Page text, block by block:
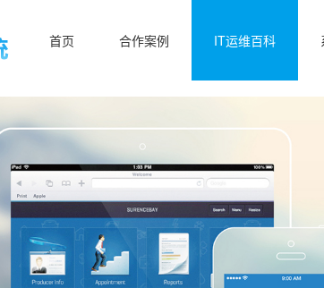
首页 合作案例 IT运维百科